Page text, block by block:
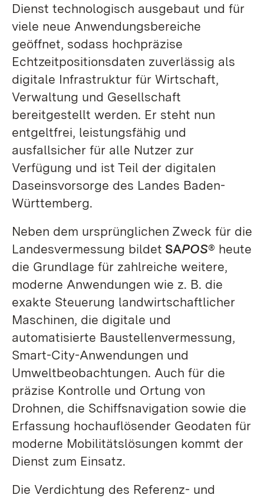
Dienst technologisch ausgebaut und für
viele neue Anwendungsbereiche
geöffnet, sodass hochpräzise
Echtzeitpositionsdaten zuverlässig als
digitale Infrastruktur für Wirtschaft,
Verwaltung und Gesellschaft
bereitgestellt werden. Er steht nun
entgeltfrei, leistungsfähig und
ausfallsicher für alle Nutzer zur
Verfügung und ist Teil der digitalen
Daseinsvorsorge des Landes Baden-
Württemberg.
Neben dem ursprünglichen Zweck für die
Landesvermessung bildet SAPOS® heute
die Grundlage für zahlreiche weitere,
moderne Anwendungen wie z. B. die
exakte Steuerung landwirtschaftlicher
Maschinen, die digitale und
automatisierte Baustellenvermessung,
Smart-City-Anwendungen und
Umweltbeobachtungen. Auch für die
präzise Kontrolle und Ortung von
Drohnen, die Schiffsnavigation sowie die
Erfassung hochauflösender Geodaten für
moderne Mobilitätslösungen kommt der
Dienst zum Einsatz.
Die Verdichtung des Referenz- und